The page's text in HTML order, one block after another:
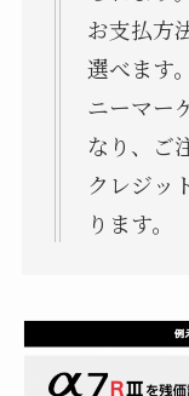
お支払方
選べます
ニーマー
なり、ご
クレジッ
ります。